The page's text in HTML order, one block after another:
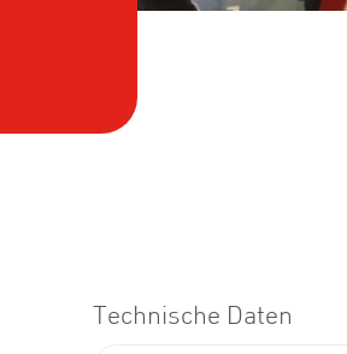
Technische Daten